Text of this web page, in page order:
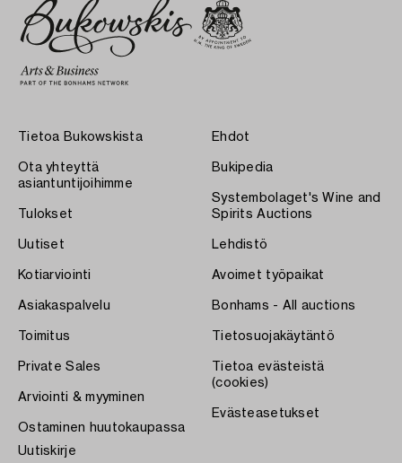
Tietoa Bukowskista
Ota yhteyttä
asiantuntijoihimme
Tulokset
Uutiset
Kotiarviointi
Asiakaspalvelu
Toimitus
Private Sales
Arviointi & myyminen
Ostaminen huutokaupassa
Ehdot
Bukipedia
Systembolaget's Wine and
Spirits Auctions
Lehdistö
Avoimet työpaikat
Bonhams - All auctions
Tietosuojakäytäntö
Tietoa evästeistä
(cookies)
Evästeasetukset
Uutiskirje